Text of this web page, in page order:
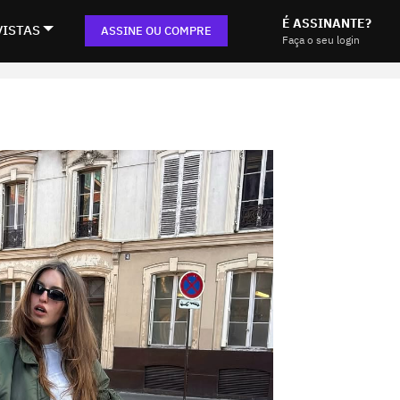
ASSINE OU COMPRE É ASSINANTE?
Faça o seu login